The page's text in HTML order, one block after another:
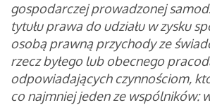
gospodarczej prowadzonej
tytułu prawa do udziału w zysku
osobą prawną przychody ze
rzecz byłego lub obecnego
odpowiadających czynnościom,
co najmniej jeden ze wspólników: